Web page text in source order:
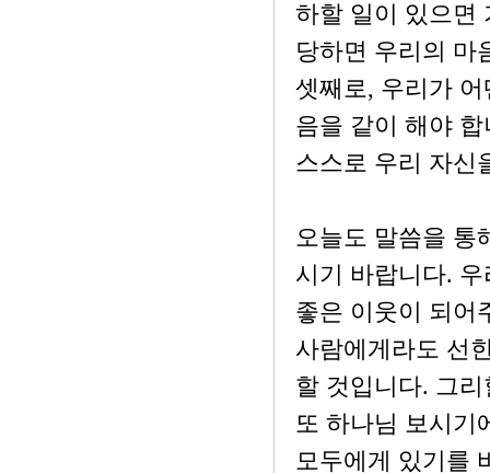
하할 일이 있으면
당하면 우리의 마
셋째로, 우리가
음을 같이 해야
스스로 우리 자신
오늘도 말씀을 통
시기 바랍니다.
좋은 이웃이 되어
사람에게라도 선
할 것입니다. 그
또 하나님 보시기
모두에게 있기를